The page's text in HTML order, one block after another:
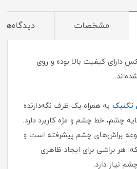
مشخصات دیدگاه‌ها
دارای کیفیت بالا بوده و روی
تکنیک به همراه یک ظرف نگه‌دارنده
چشم، خط چشم و مژه کاربرد دارد.
براش‌های چشم پیشرفته است و
هر براشی برای ایجاد ظاهری
نیاز دارد.